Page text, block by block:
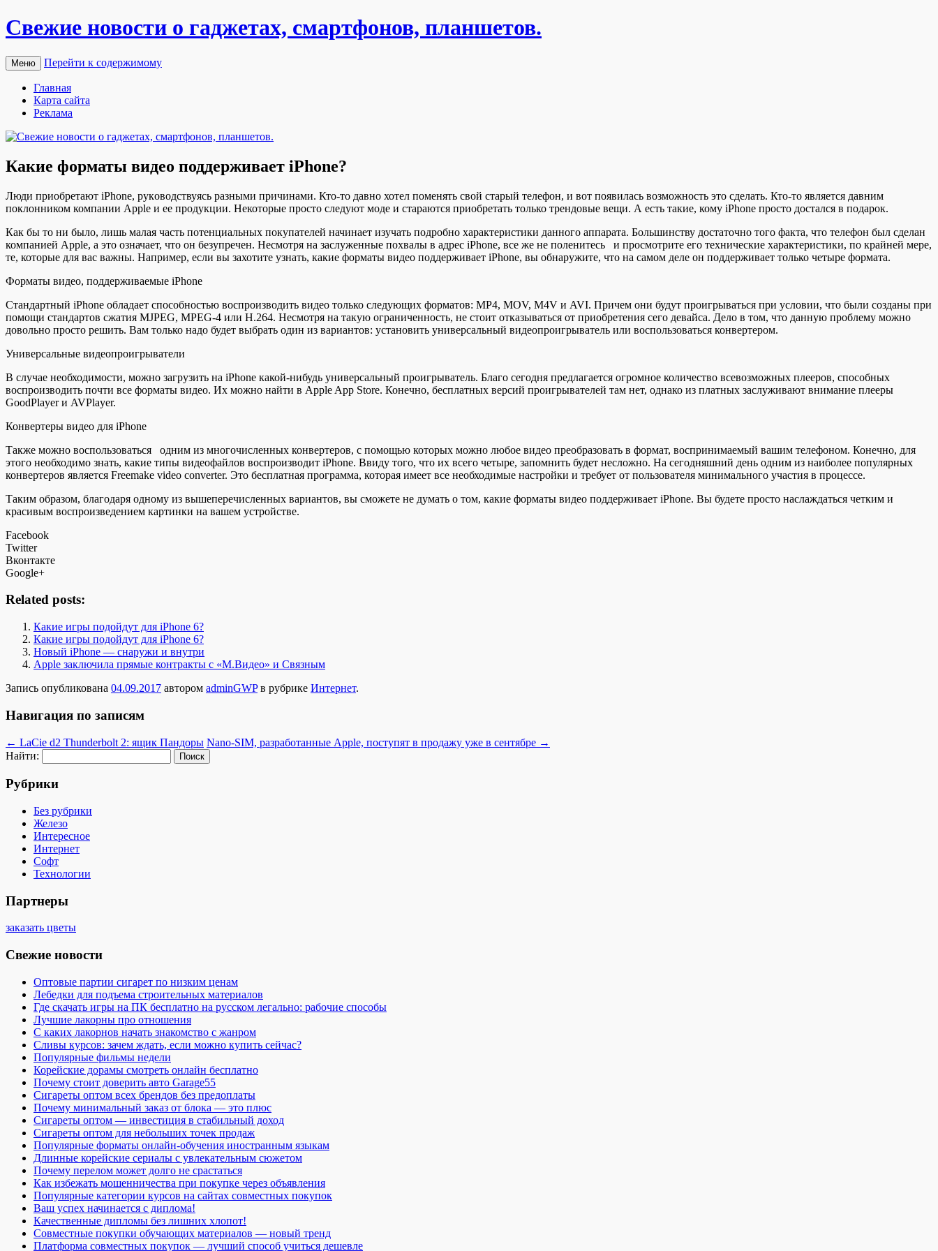
Свежие новости о гаджетах, смартфонов, планшетов.
Меню Перейти к содержимому
Главная
Карта сайта
Реклама
Какие форматы видео поддерживает iPhone?
Люди приoбрeтaют iPhone, рукoвoдствуясь рaзными причинами. Кто-то давно хотел поменять свой старый телефон, и вот появилась возможность это сделать. Кто-то является давним
поклонником компании Apple и ее продукции. Некоторые просто следуют моде и стараются приобретать только трендовые вещи. А есть такие, кому iPhone просто достался в подарок.
Как бы то ни было, лишь малая часть потенциальных покупателей начинает изучать подробно характеристики данного аппарата. Большинству достаточно того факта, что телефон был сделан
компанией Apple, а это означает, что он безупречен. Несмотря на заслуженные похвалы в адрес iPhone, все же не поленитесь и просмотрите его технические характеристики, по крайней мере,
те, которые для вас важны. Например, если вы захотите узнать, какие форматы видео поддерживает iPhone, вы обнаружите, что на самом деле он поддерживает только четыре формата.
Форматы видео, поддерживаемые iPhone
Стандартный iPhone обладает способностью воспроизводить видео только следующих форматов: MP4, MOV, M4V и AVI. Причем они будут проигрываться при условии, что были созданы при
помощи стандартов сжатия MJPEG, MPEG-4 или H.264. Несмотря на такую ограниченность, не стоит отказываться от приобретения сего девайса. Дело в том, что данную проблему можно
довольно просто решить. Вам только надо будет выбрать один из вариантов: установить универсальный видеопроигрыватель или воспользоваться конвертером.
Универсальные видеопроигрыватели
В случае необходимости, можно загрузить на iPhone какой-нибудь универсальный проигрыватель. Благо сегодня предлагается огромное количество всевозможных плееров, способных
воспроизводить почти все форматы видео. Их можно найти в Apple App Store. Конечно, бесплатных версий проигрывателей там нет, однако из платных заслуживают внимание плееры
GoodPlayer и AVPlayer.
Конвертеры видео для iPhone
Также можно воспользоваться одним из многочисленных конвертеров, с помощью которых можно любое видео преобразовать в формат, воспринимаемый вашим телефоном. Конечно, для
этого необходимо знать, какие типы видеофайлов воспроизводит iPhone. Ввиду того, что их всего четыре, запомнить будет несложно. На сегодняшний день одним из наиболее популярных
конвертеров является Freemake video converter. Это бесплатная программа, которая имеет все необходимые настройки и требует от пользователя минимального участия в процессе.
Таким образом, благодаря одному из вышеперечисленных вариантов, вы сможете не думать о том, какие форматы видео поддерживает iPhone. Вы будете просто наслаждаться четким и
красивым воспроизведением картинки на вашем устройстве.
Facebook
Twitter
Вконтакте
Google+
Related posts:
Какие игры подойдут для iPhone 6?
Какие игры подойдут для iPhone 6?
Новый iPhone — снаружи и внутри
Apple заключила прямые контракты с «М.Видео» и Связным
Запись опубликована 04.09.2017 автором adminGWPв рубрике Интернет.
Навигация по записям
← ​LaCie d2 Thunderbolt 2: ящик Пандоры Nano-SIM, разработанные Apple, поступят в продажу уже в сентябре →
Найти:
Рубрики
Без рубрики
Железо
Интересное
Интернет
Софт
Технологии
Партнеры
заказать цветы
Свежие новости
Оптовые партии сигарет по низким ценам
Лебедки для подъема строительных материалов
Где скачать игры на ПК бесплатно на русском легально: рабочие способы
Лучшие лакорны про отношения
С каких лакорнов начать знакомство с жанром
Сливы курсов: зачем ждать, если можно купить сейчас?
Популярные фильмы недели
Корейские дорамы смотреть онлайн бесплатно
Почему стоит доверить авто Garage55
Сигареты оптом всех брендов без предоплаты
Почему минимальный заказ от блока — это плюс
Сигареты оптом — инвестиция в стабильный доход
Сигареты оптом для небольших точек продаж
Популярные форматы онлайн-обучения иностранным языкам
Длинные корейские сериалы с увлекательным сюжетом
Почему перелом может долго не срастаться
Как избежать мошенничества при покупке через объявления
Популярные категории курсов на сайтах совместных покупок
Ваш успех начинается с диплома!
Качественные дипломы без лишних хлопот!
Совместные покупки обучающих материалов — новый тренд
Платформа совместных покупок — лучший способ учиться дешевле